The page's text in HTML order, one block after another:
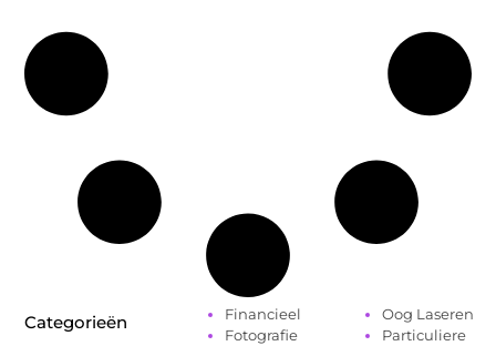
Categorieën
Financieel
Fotografie
Oog Laseren
Particuliere